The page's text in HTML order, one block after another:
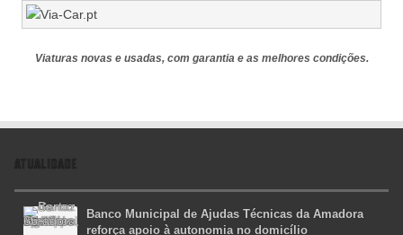
Viaturas novas e usadas, com garantia e as melhores condições.
ATUALIDADE
Banco Municipal de Ajudas Técnicas da Amadora
reforça apoio à autonomia no domicílio